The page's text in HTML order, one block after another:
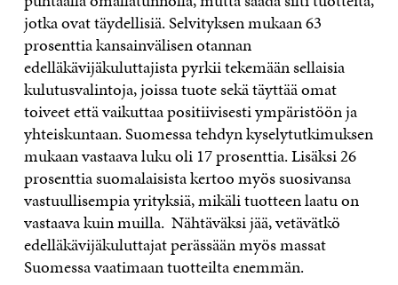
jotka ovat täydellisiä. Selvityksen mukaan 63
prosenttia kansainvälisen otannan
edelläkävijäkuluttajista pyrkii tekemään sellaisia
kulutusvalintoja, joissa tuote sekä täyttää omat
toiveet että vaikuttaa positiivisesti ympäristöön ja
yhteiskuntaan. Suomessa tehdyn kyselytutkimuksen
mukaan vastaava luku oli 17 prosenttia. Lisäksi 26
prosenttia suomalaisista kertoo myös suosivansa
vastuullisempia yrityksiä, mikäli tuotteen laatu on
vastaava kuin muilla. Nähtäväksi jää, vetävätkö
edelläkävijäkuluttajat perässään myös massat
Suomessa vaatimaan tuotteilta enemmän.